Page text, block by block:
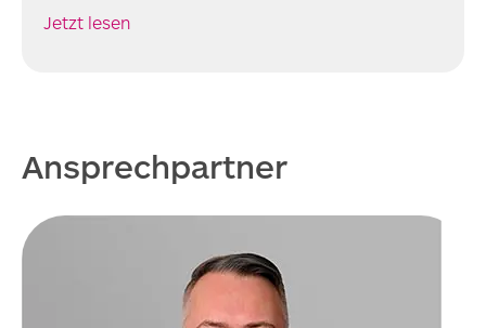
Jetzt lesen
Ansprechpartner